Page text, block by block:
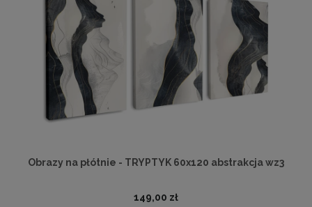
Obrazy na płótnie - TRYPTYK 60x120 abstrakcja wz3
149,00 zł